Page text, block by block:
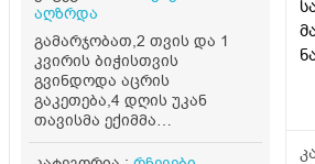
აღზრდა
გამარჯობათ,2 თვის და 1
კვირის ბიჭისთვის
გვინდოდა აცრის
გაკეთება,4 დღის უკან
თავისმა ექიმმა
უკანატანიდან გასინჯა და
ქო და 37.5 სიცხე,გვითხრა